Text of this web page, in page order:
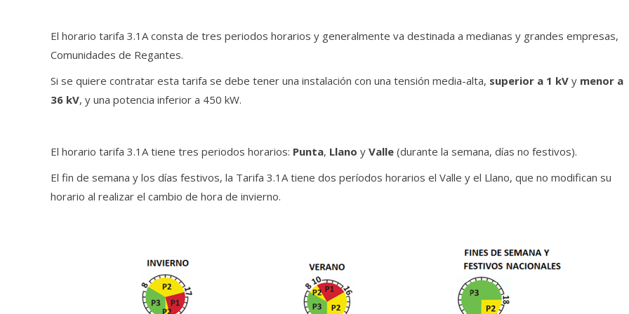
El horario tarifa 3.1A consta de tres periodos horarios y generalmente va destinada a medianas y grandes empresas,
Comunidades de Regantes.
Si se quiere contratar esta tarifa se debe tener una instalación con una tensión media-alta, superior a 1 kV y menor a
36 kV, y una potencia inferior a 450 kW.
El horario tarifa 3.1A tiene tres periodos horarios: Punta, Llano y Valle (durante la semana, días no festivos).
El fin de semana y los días festivos, la Tarifa 3.1A tiene dos períodos horarios el Valle y el Llano, que no modifican su
horario al realizar el cambio de hora de invierno.